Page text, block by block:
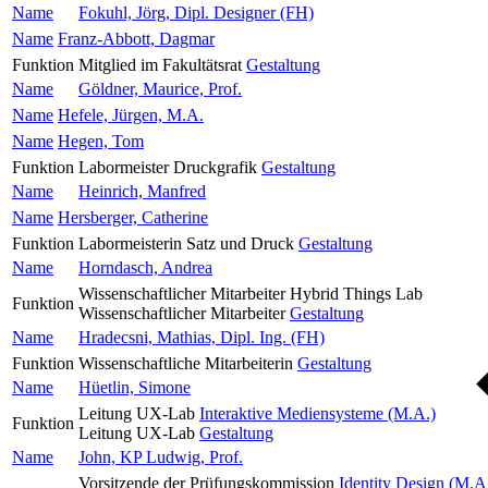
Name
Fokuhl, Jörg, Dipl. Designer (FH)
Name Franz-Abbott, Dagmar
Funktion Mitglied im Fakultätsrat Gestaltung
Name
Göldner, Maurice, Prof.
Name Hefele, Jürgen, M.A.
Name Hegen, Tom
Funktion Labormeister Druckgrafik Gestaltung
Name
Heinrich, Manfred
Name Hersberger, Catherine
Funktion Labormeisterin Satz und Druck Gestaltung
Name
Horndasch, Andrea
Funktion
Wissenschaftlicher Mitarbeiter Hybrid Things Lab
Wissenschaftlicher MitarbeiterGestaltung
Name
Hradecsni, Mathias, Dipl. Ing. (FH)
Funktion Wissenschaftliche Mitarbeiterin Gestaltung
Name
Hüetlin, Simone
Funktion
Leitung UX-Lab Interaktive Mediensysteme (M.A.)
Leitung UX-Lab Gestaltung
Name
John, KP Ludwig, Prof.
Vorsitzende der Prüfungskommission Identity Design